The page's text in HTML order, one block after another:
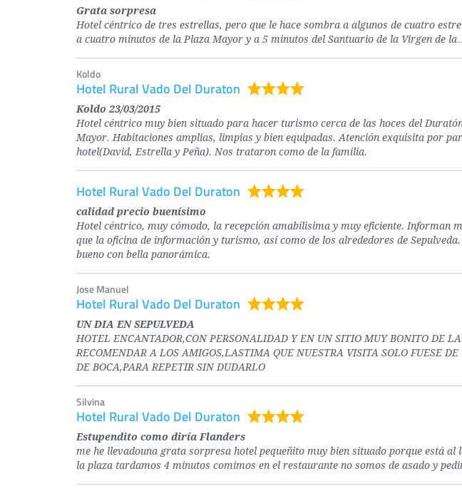
Grata sorpresa
Hotel céntrico de tres estrellas, pero que le hace sombra a algunos de cuatro
a cuatro minutos de la Plaza Mayor y a 5 minutos del Santuario de la Virgen de
Koldo
Hotel Rural Vado Del Duraton
Koldo 23/03/2015
Hotel céntrico muy bien situado para hacer turismo cerca de las hoces del
Mayor. Habitaciones amplias, limpias y bien equipadas. Atención exquisita por
hotel(David, Estrella y Peña). Nos trataron como de la familia.
Hotel Rural Vado Del Duraton
calidad precio buenísimo
Hotel céntrico, muy cómodo, la recepción amabilisima y muy eficiente. Informan
que la oficina de información y turismo, así como de los alrededores de
bueno con bella panorámica.
Jose Manuel
Hotel Rural Vado Del Duraton
UN DIA EN SEPULVEDA
HOTEL ENCANTADOR,CON PERSONALIDAD Y EN UN SITIO MUY BONITO DE
RECOMENDAR A LOS AMIGOS,LASTIMA QUE NUESTRA VISITA SOLO FUESE
DE BOCA,PARA REPETIR SIN DUDARLO
Silvina
Hotel Rural Vado Del Duraton
Estupendito como diría Flanders
me he llevadouna grata sorpresa hotel pequeñito muy bien situado porque está al
la plaza tardamos 4 minutos comimos en el restaurante no somos de asado y